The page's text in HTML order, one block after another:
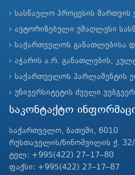
სასწავლო პროცესის
ავტორიზებული უმაღლესი
საქართველოს განათლებისა
აჭარის ა.რ. განათლების,
საქართველოს პარლამენტის
უნივერსიტეტის ძველი
საკონტაქტო
საქართველო, ბათუმი, 6010
რუსთაველის/ნინოშვილის ქ. 32/
ტელ: +995(422) 27–17–80
ფაქსი: +995(422) 27–17–87